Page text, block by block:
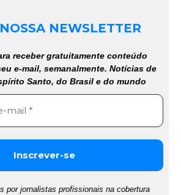
NEWSLETTER
receber gratuitamente conteúdo
e-mail, semanalmente. Notícias de
Santo, do Brasil e do mundo
por jornalistas profissionais na cobertura